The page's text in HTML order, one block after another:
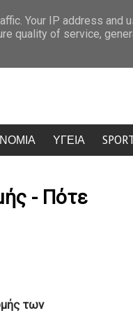
Τουρίστας ρώτησε πόσο
ΥΓΕΙΑ
- Πότε
των
Your IP address and
quality of service,